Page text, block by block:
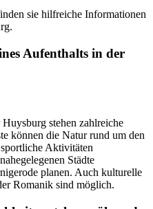
sie hilfreiche Informationen
Aufenthalts in der
stehen zahlreiche
können die Natur rund um den
Aktivitäten
Städte
planen. Auch kulturelle
Romanik sind möglich.